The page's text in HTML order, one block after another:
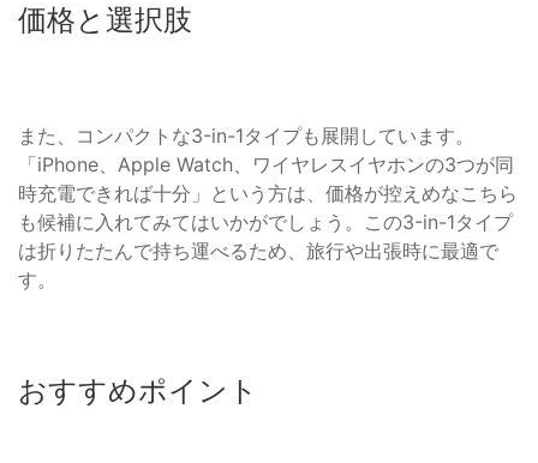
価格と選択肢
また、コンパクトな3-in-1タイプも展開しています。
「iPhone、Apple Watch、ワイヤレスイヤホンの3つが同
時充電できれば十分」という方は、価格が控えめなこちら
も候補に入れてみてはいかがでしょう。この3-in-1タイプ
は折りたたんで持ち運べるため、旅行や出張時に最適で
す。
おすすめポイント